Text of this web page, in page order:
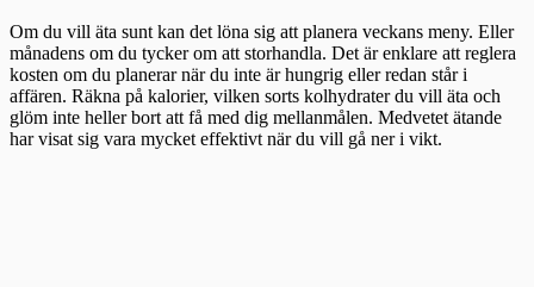
Om du vill äta sunt kan det löna sig att planera veckans meny. Eller
månadens om du tycker om att storhandla. Det är enklare att reglera
kosten om du planerar när du inte är hungrig eller redan står i
affären. Räkna på kalorier, vilken sorts kolhydrater du vill äta och
glöm inte heller bort att få med dig mellanmålen. Medvetet ätande
har visat sig vara mycket effektivt när du vill gå ner i vikt.